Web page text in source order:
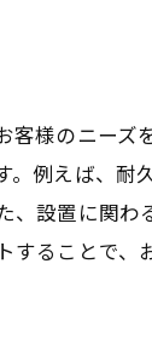
客様のニーズ
例えば、耐
、設置に関わ
することで、